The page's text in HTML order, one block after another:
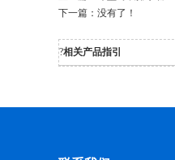
下一篇：没有了！
?相关产品指引